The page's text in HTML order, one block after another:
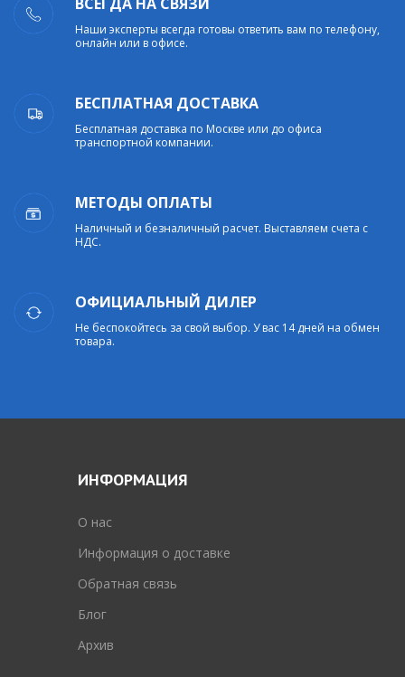
Наши эксперты всегда готовы ответить вам по телефону,
онлайн или в офисе.
БЕСПЛАТНАЯ ДОСТАВКА
Бесплатная доставка по Москве или до офиса
транспортной компании.
МЕТОДЫ ОПЛАТЫ
Наличный и безналичный расчет. Выставляем счета с
НДС.
ОФИЦИАЛЬНЫЙ ДИЛЕР
Не беспокойтесь за свой выбор. У вас 14 дней на обмен
товара.
ИНФОРМАЦИЯ
O нас
Информация о доставке
Обратная связь
Блог
Архив